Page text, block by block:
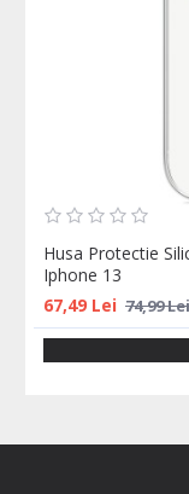
Husa Protectie
Iphone 13
67,49 Lei 74,99 Lei